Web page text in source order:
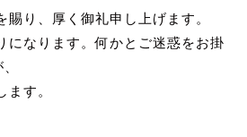
り、厚く御礼申し上げます。
になります。何かとご迷惑をお掛
す。